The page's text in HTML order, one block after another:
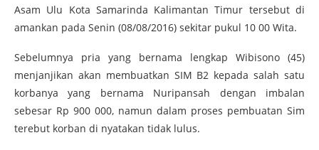
Asam Ulu Kota Samarinda Kalimantan Timur tersebut di
amankan pada Senin (08/08/2016) sekitar pukul 10 00 Wita.
Sebelumnya pria yang bernama lengkap Wibisono (45)
menjanjikan akan membuatkan SIM B2 kepada salah satu
korbanya yang bernama Nuripansah dengan imbalan
sebesar Rp 900 000, namun dalam proses pembuatan Sim
terebut korban di nyatakan tidak lulus.